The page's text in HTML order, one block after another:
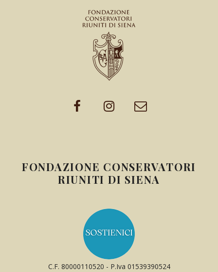
FONDAZIONE CONSERVATORI
RIUNITI DI SIENA
C.F. 80000110520 - P.Iva 01539390524